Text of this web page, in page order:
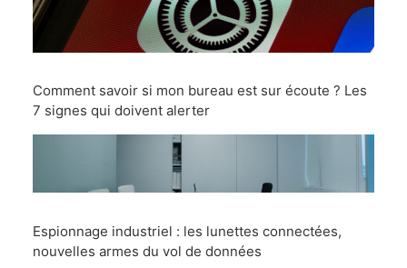
Comment savoir si mon bureau est sur écoute ? Les
7 signes qui doivent alerter
Espionnage industriel : les lunettes connectées,
nouvelles armes du vol de données